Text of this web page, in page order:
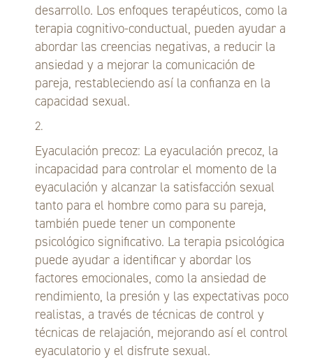
desarrollo. Los enfoques terapéuticos, como la
terapia cognitivo-conductual, pueden ayudar a
abordar las creencias negativas, a reducir la
ansiedad y a mejorar la comunicación de
pareja, restableciendo así la confianza en la
capacidad sexual.
Eyaculación precoz: La eyaculación precoz, la
incapacidad para controlar el momento de la
eyaculación y alcanzar la satisfacción sexual
tanto para el hombre como para su pareja,
también puede tener un componente
psicológico significativo. La terapia psicológica
puede ayudar a identificar y abordar los
factores emocionales, como la ansiedad de
rendimiento, la presión y las expectativas poco
realistas, a través de técnicas de control y
técnicas de relajación, mejorando así el control
eyaculatorio y el disfrute sexual.